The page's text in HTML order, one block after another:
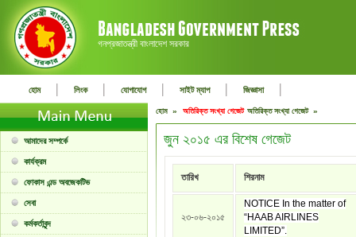
গনপ্রজাতন্ত্রী বাংলাদেশ সরকার
হোম | লিংক | যোগাযোগ | সাইট ম্যাপ | জিজ্ঞাসা |
আমাদের সম্পর্কে
কার্যক্রম
ফোকাস এন্ড অবজেকটিভ
সেবা
কর্মকর্তাবৃন্দ
হোম » অতিরিক্ত সংখ্যা গেজেট অতিরিক্ত সংখ্যা গেজেট »
জুন ২০১৫ এর বিশেষ গেজেট
তারিখ শিরনাম
২৩-০৬-২০১৫
NOTICE In the matter of
“HAAB AIRLINES
LIMITED”.